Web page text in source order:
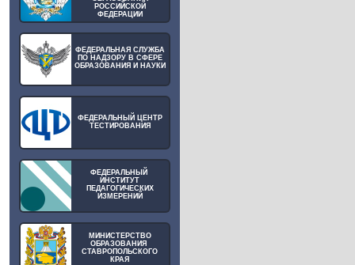
РОССИЙСКОЙ
ФЕДЕРАЦИИ
ФЕДЕРАЛЬНАЯ СЛУЖБА
ПО НАДЗОРУ В СФЕРЕ
ОБРАЗОВАНИЯ И НАУКИ
ФЕДЕРАЛЬНЫЙ ЦЕНТР
ТЕСТИРОВАНИЯ
ФЕДЕРАЛЬНЫЙ
ИНСТИТУТ
ПЕДАГОГИЧЕСКИХ
ИЗМЕРЕНИЙ
МИНИСТЕРСТВО
ОБРАЗОВАНИЯ
СТАВРОПОЛЬСКОГО
КРАЯ